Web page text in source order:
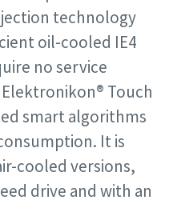
Atlas Copco
los productos y
de la eficiencia
sus costes,
emisiones de CO2. A
Atlas Copco le ayudan
a su red de aire
technology
oil-cooled IE4
no service
Touch
smart algorithms
It is
cooled versions,
drive and with an